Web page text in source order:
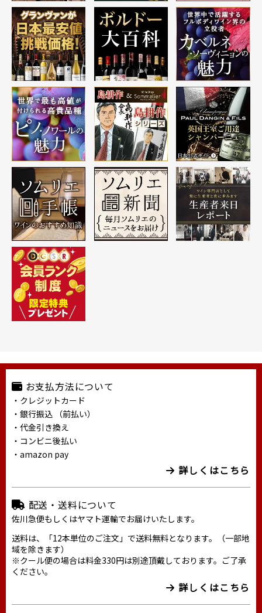
お支払方法について
・クレジットカード
・銀行振込 （前払い）
・代金引き換え
・コンビニ後払い
・amazon pay
詳しくはこちら
配送・送料について
佐川急便もしくはヤマト運輸でお届けいたします。
送料は、「12本単位のご注文」で送料無料となります。（一部地
域を除きます）
※クール便の場合は料金330円は別途頂戴しております。ご了承
ください。
詳しくはこちら